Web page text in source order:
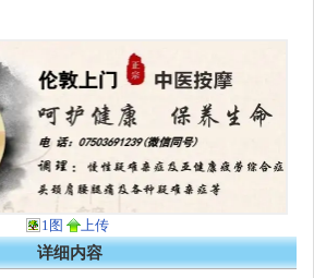
1图 上传
详细内容